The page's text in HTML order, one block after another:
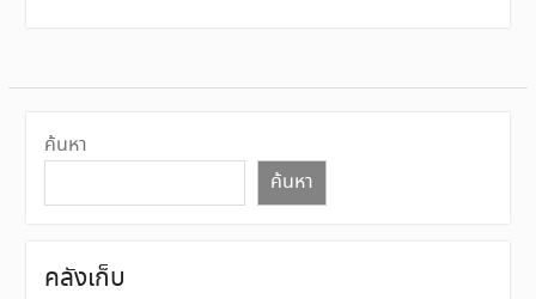
ค้นหา
ค้นหา
คลังเก็บ